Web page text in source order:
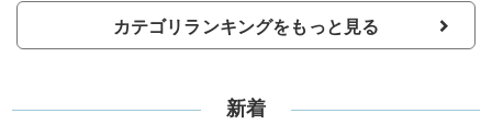
カテゴリランキングをもっと見る
新着